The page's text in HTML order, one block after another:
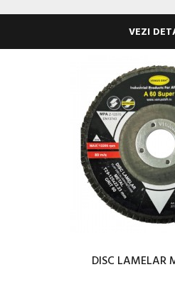
VEZI
DISC LAMELAR